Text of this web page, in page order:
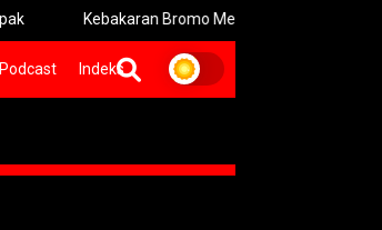
Kebakaran Bromo Meluas Pemadaman Terhambat
Podcast Indeks